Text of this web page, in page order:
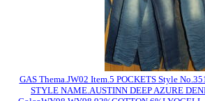
GAS Thema.JW02 Item.5 POCKETS Style
STYLE NAME.AUSTINN DEEP AZURE